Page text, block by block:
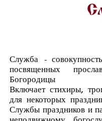
Служба-
посвященных
Включает стихиры,
для некоторых
Службы праздников и